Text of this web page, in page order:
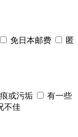
免日本邮费
匿
或污垢
有一些
不佳